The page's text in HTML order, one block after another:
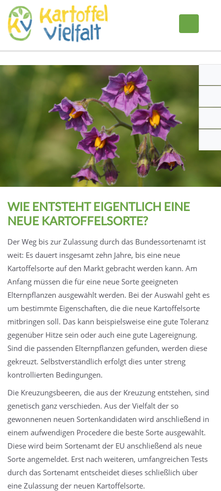
WIE ENTSTEHT EIGENTLICH EINE
NEUE KARTOFFELSORTE?
Der Weg bis zur Zulassung durch das Bundessortenamt ist
weit: Es dauert insgesamt zehn Jahre, bis eine neue
Kartoffelsorte auf den Markt gebracht werden kann. Am
Anfang müssen die für eine neue Sorte geeigneten
Elternpflanzen ausgewählt werden. Bei der Auswahl geht es
um bestimmte Eigenschaften, die die neue Kartoffelsorte
mitbringen soll. Das kann beispielsweise eine gute Toleranz
gegenüber Hitze sein oder auch eine gute Lagereignung.
Sind die passenden Elternpflanzen gefunden, werden diese
gekreuzt. Selbstverständlich erfolgt dies unter streng
kontrollierten Bedingungen.
Die Kreuzungsbeeren, die aus der Kreuzung entstehen, sind
genetisch ganz verschieden. Aus der Vielfalt der so
gewonnenen neuen Sortenkandidaten wird anschließend in
einem aufwendigen Procedere die beste Sorte ausgewählt.
Diese wird beim Sortenamt der EU anschließend als neue
Sorte angemeldet. Erst nach weiteren, umfangreichen Tests
durch das Sortenamt entscheidet dieses schließlich über
eine Zulassung der neuen Kartoffelsorte.